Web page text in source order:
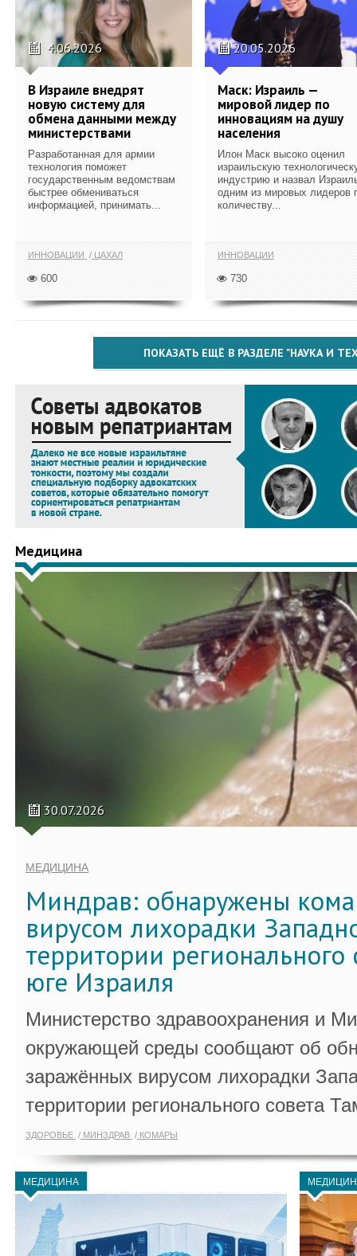
4.06.2026
В Израиле внедрят
новую систему для
обмена данными между
министерствами
Разработанная для армии
технология поможет
государственным ведомствам
быстрее обмениваться
информацией, принимать...
ИННОВАЦИИ ЦАХАЛ
600
20.05.2026
Маск: Израиль —
мировой лидер по
инновациям на душу
населения
Илон Маск высоко оценил
израильскую
индустрию и назвал
одним из мировых лидеров
количеству...
ИННОВАЦИИ
730
ПОКАЗАТЬ ЕЩЁ В РАЗДЕЛЕ "НАУКА И
Медицина
30.07.2026
МЕДИЦИНА
Миндрав: обнаружены
вирусом лихорадки
территории регионального
юге Израиля
Министерство здравоохранения и
окружающей среды сообщают об
заражённых вирусом лихорадки
территории регионального совета
ЗДОРОВЬЕ МИНЗДРАВ КОМАРЫ
МЕДИЦИНА